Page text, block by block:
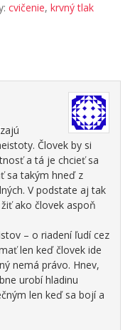
cvičenie, krvný tlak
Človek by si
a tá je chcieť sa
sa takým hneď z
V podstate aj tak
ako človek aspoň
– o riadení ľudí cez
len keď človek ide
nemá právo. Hnev,
urobí hladinu
len keď sa bojí a